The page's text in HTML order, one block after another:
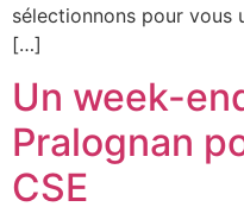
sélectionnons pour vous
[…]
Un week-
Pralognan
CSE